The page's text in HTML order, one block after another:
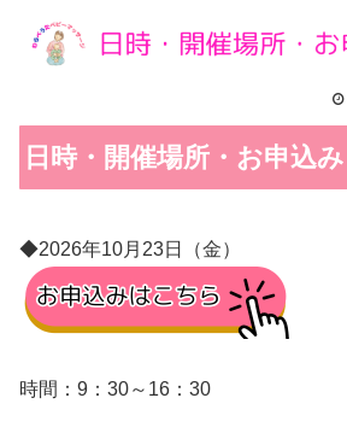
日時・開催場所・お申込み
◆2026年10月23日（金）
時間：9：30～16：30